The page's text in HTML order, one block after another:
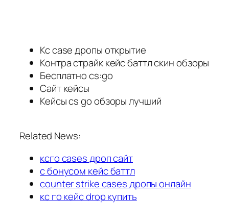
Кс case дропы открытие
Контра страйк кейс баттл скин обзоры
Бесплатно cs:go
Сайт кейсы
Кейсы cs go обзоры лучший
Related News:
ксго cases дроп сайт
с бонусом кейс баттл
counter strike cases дропы онлайн
кс го кейс drop купить